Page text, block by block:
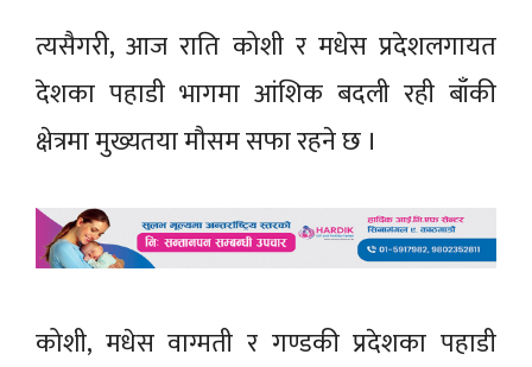
त्यसैगरी, आज राति कोशी र मधेस प्रदेशलगायत
देशका पहाडी भागमा आंशिक बदली रही बाँकी
क्षेत्रमा मुख्यतया मौसम सफा रहने छ ।
कोशी, मधेस वाग्मती र गण्डकी प्रदेशका पहाडी